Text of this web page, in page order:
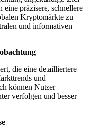
eine präzisere, schnellere
Kryptomärkte zu
und informativen
die eine detailliertere
und
können Nutzer
verfolgen und besser